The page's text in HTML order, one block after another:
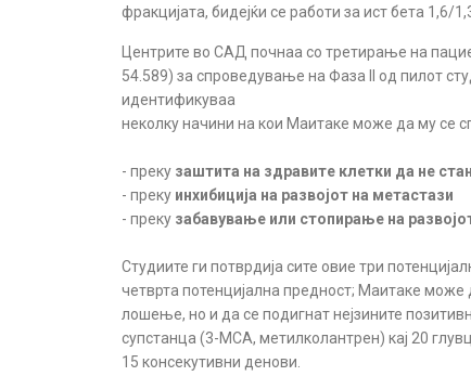
фракцијата, бидејќи се работи за ист бета 1,6/
Центрите во САД почнаа со третирање на
54.589) за спроведување на Фаза II од пилот
идентификуваа
неколку начини на кои Маитаке може да му се
- преку заштита на здравите клетки да не
- преку инхибиција на развојот на метастази
- преку забавување или стопирање на
Студиите ги потврдија сите овие три
четврта потенцијална предност; Маитаке може
лошење, но и да се подигнат нејзините
супстанца (3-MCA, метилколантрен) кај 20
15 консекутивни денови.